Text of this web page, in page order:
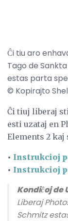
Ĉi tiu aro
Tago de
estas parta
© Kopirajto
Ĉi tiuj liberaj
esti uzataj en
Elements 2 kaj
• Instrukcioj
• Instrukcioj
Kondiĉoj de
Liberaj
Schmitz